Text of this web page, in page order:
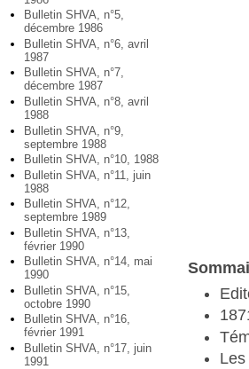
Bulletin SHVA, n°5,
décembre 1986
Bulletin SHVA, n°6, avril
1987
Bulletin SHVA, n°7,
décembre 1987
Bulletin SHVA, n°8, avril
1988
Bulletin SHVA, n°9,
septembre 1988
Bulletin SHVA, n°10, 1988
Bulletin SHVA, n°11, juin
1988
Bulletin SHVA, n°12,
septembre 1989
Bulletin SHVA, n°13,
février 1990
Bulletin SHVA, n°14, mai
1990
Bulletin SHVA, n°15,
octobre 1990
Bulletin SHVA, n°16,
février 1991
Bulletin SHVA, n°17, juin
1991